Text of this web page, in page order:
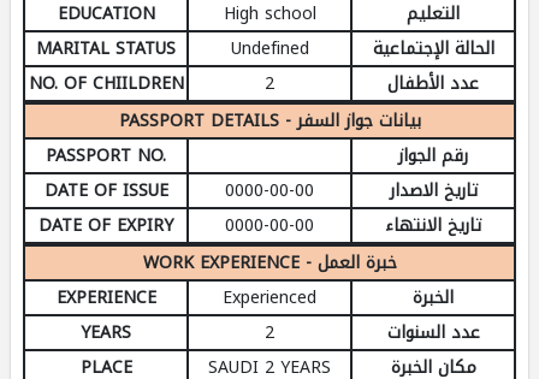
التعليم
High school
EDUCATION
الحالة الإجتماعية
Undefined
MARITAL STATUS
عدد الأطفال
2
NO. OF CHIILDREN
PASSPORT DETAILS - بيانات جواز السفر
رقم الجواز
PASSPORT NO.
تاريخ الاصدار
0000-00-00
DATE OF ISSUE
تاريخ الانتهاء
0000-00-00
DATE OF EXPIRY
WORK EXPERIENCE - خبرة العمل
الخبرة
Experienced
EXPERIENCE
عدد السنوات
2
YEARS
مكان الخبرة
SAUDI 2 YEARS
PLACE